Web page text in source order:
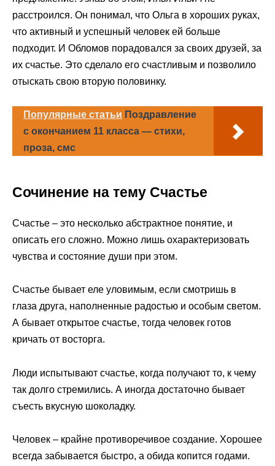
расстроился. Он понимал, что Ольга в хороших руках,
что активный и успешный человек ей больше
подходит. И Обломов порадовался за своих друзей, за
их счастье. Это сделало его счастливым и позволило
отыскать свою вторую половинку.
Популярные статьи Поздравление
с окончанием 11 класса — стихи,
проза, смс
Сочинение на тему Счастье
Счастье – это несколько абстрактное понятие, и
описать его сложно. Можно лишь охарактеризовать
чувства и состояние души при этом.
Счастье бывает еле уловимым, если смотришь в
глаза друга, наполненные радостью и особым светом.
А бывает открытое счастье, тогда человек готов
кричать от восторга.
Люди испытывают счастье, когда получают то, к чему
так долго стремились. А иногда достаточно бывает
съесть вкусную шоколадку.
Человек – крайне противоречивое создание. Хорошее
всегда забывается быстро, а обида копится годами.